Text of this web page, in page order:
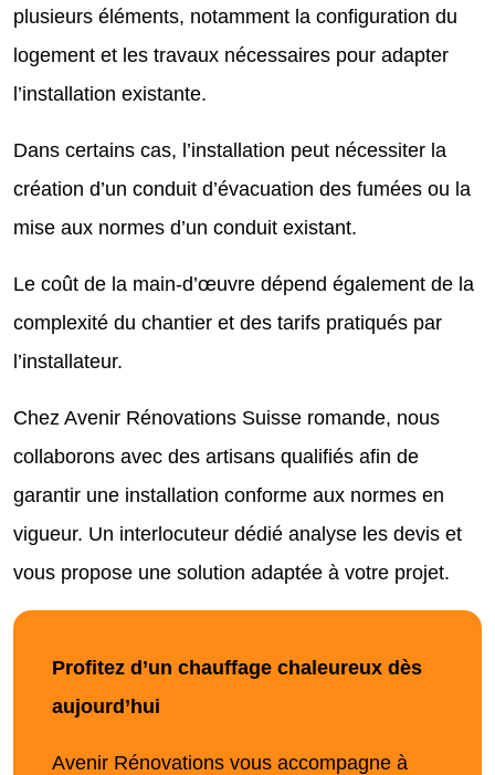
plusieurs éléments, notamment la configuration du
logement et les travaux nécessaires pour adapter
l’installation existante.
Dans certains cas, l’installation peut nécessiter la
création d’un conduit d’évacuation des fumées ou la
mise aux normes d’un conduit existant.
Le coût de la main-d’œuvre dépend également de la
complexité du chantier et des tarifs pratiqués par
l’installateur.
Chez Avenir Rénovations Suisse romande, nous
collaborons avec des artisans qualifiés afin de
garantir une installation conforme aux normes en
vigueur. Un interlocuteur dédié analyse les devis et
vous propose une solution adaptée à votre projet.
Profitez d’un chauffage chaleureux dès
aujourd’hui
Avenir Rénovations vous accompagne à